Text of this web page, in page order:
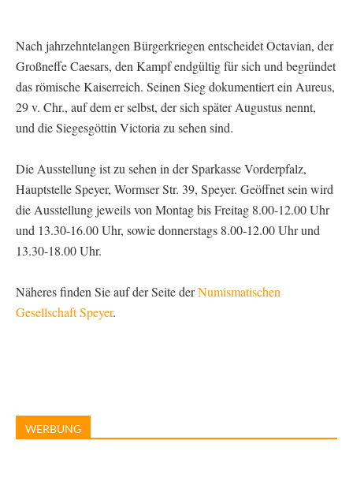
Nach jahrzehntelangen Bürgerkriegen entscheidet Octavian, der
Großneffe Caesars, den Kampf endgültig für sich und begründet
das römische Kaiserreich. Seinen Sieg dokumentiert ein Aureus,
29 v. Chr., auf dem er selbst, der sich später Augustus nennt,
und die Siegesgöttin Victoria zu sehen sind.
Die Ausstellung ist zu sehen in der Sparkasse Vorderpfalz,
Hauptstelle Speyer, Wormser Str. 39, Speyer. Geöffnet sein wird
die Ausstellung jeweils von Montag bis Freitag 8.00-12.00 Uhr
und 13.30-16.00 Uhr, sowie donnerstags 8.00-12.00 Uhr und
13.30-18.00 Uhr.
Näheres finden Sie auf der Seite derNumismatischen
Gesellschaft Speyer.
WERBUNG